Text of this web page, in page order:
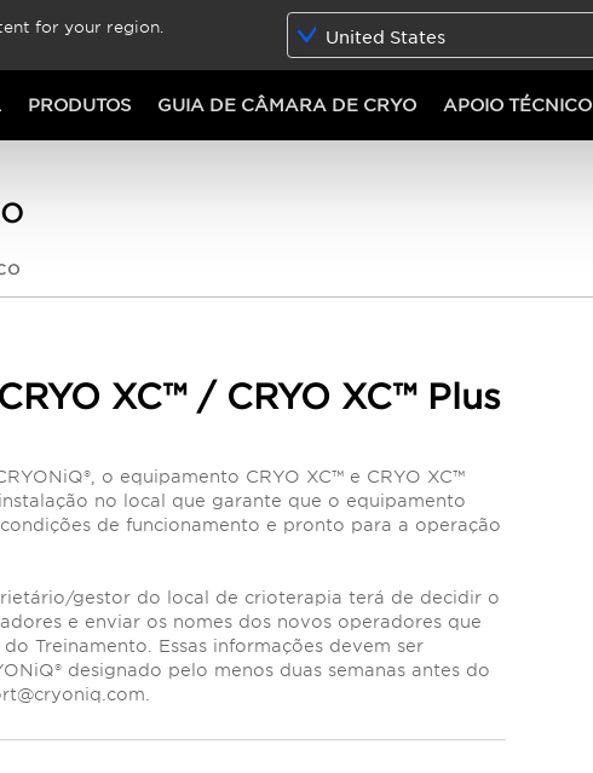
for your region. United States
PRODUTOS GUIA DE CÂMARA DE CRYO APOIO TÉCNICO
XC™ / CRYO XC™ Plus
o equipamento CRYO XC™ e CRYO XC™
no local que garante que o equipamento
de funcionamento e pronto para a operação
gestor do local de crioterapia terá de decidir o
e enviar os nomes dos novos operadores que
Treinamento. Essas informações devem ser
designado pelo menos duas semanas antes do